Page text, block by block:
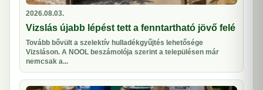
2026.08.03.
Vizslás újabb lépést tett a fenntartható jövő felé
Tovább bővült a szelektív hulladékgyűjtés lehetősége
Vizsláson. A NOOL beszámolója szerint a településen már
nemcsak a...